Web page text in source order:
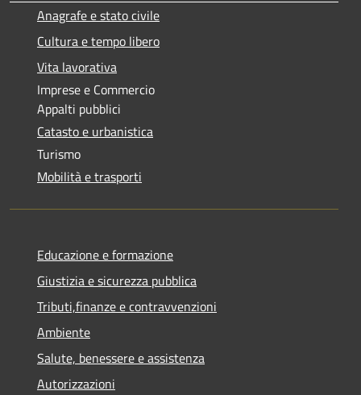
Anagrafe e stato civile
Cultura e tempo libero
Vita lavorativa
Imprese e Commercio
Appalti pubblici
Catasto e urbanistica
Turismo
Mobilità e trasporti
Educazione e formazione
Giustizia e sicurezza pubblica
Tributi,finanze e contravvenzioni
Ambiente
Salute, benessere e assistenza
Autorizzazioni